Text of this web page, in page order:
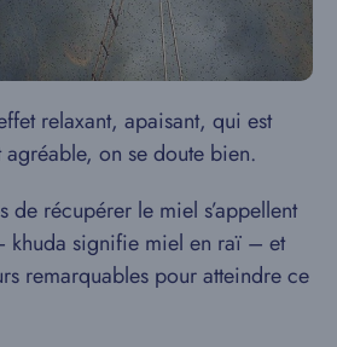
relaxant, apaisant, qui est
on se doute bien.
de récupérer le miel s’appellent
khuda signifie miel en raï – et
remarquables pour atteindre ce